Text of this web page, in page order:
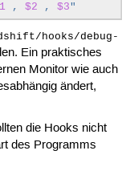
, $2 , $3"
hooks/debug-
Ein praktisches
Monitor wie auch
ändert,
die Hooks nicht
des Programms